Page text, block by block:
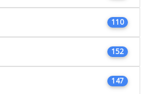
110
152
147